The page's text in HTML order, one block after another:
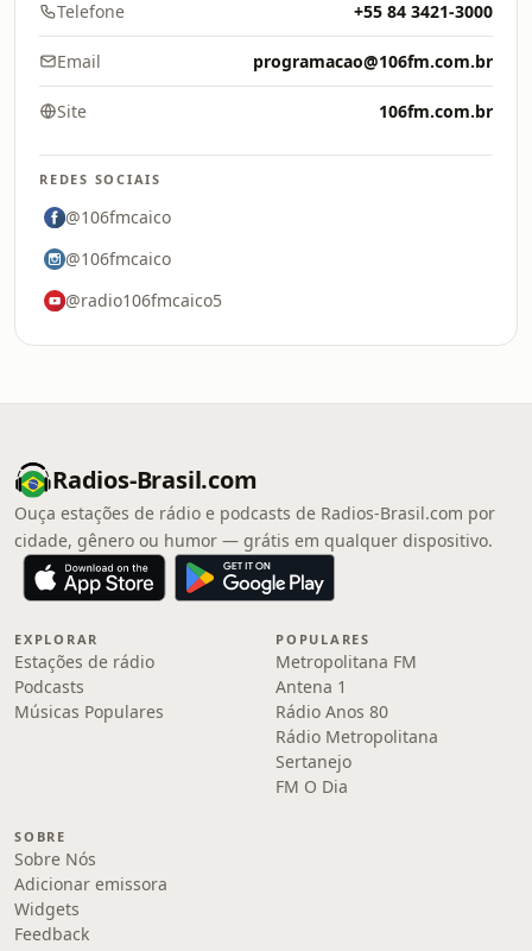
Telefone +55 84 3421-3000
Email programacao@106fm.com.br
Site 106fm.com.br
REDES SOCIAIS
@106fmcaico
@106fmcaico
@radio106fmcaico5
Radios-Brasil.com
Ouça estações de rádio e podcasts de Radios-Brasil.com por
cidade, gênero ou humor — grátis em qualquer dispositivo.
EXPLORAR
Estações de rádio
Podcasts
Músicas Populares
POPULARES
Metropolitana FM
Antena 1
Rádio Anos 80
Rádio Metropolitana
Sertanejo
FM O Dia
SOBRE
Sobre Nós
Adicionar emissora
Widgets
Feedback